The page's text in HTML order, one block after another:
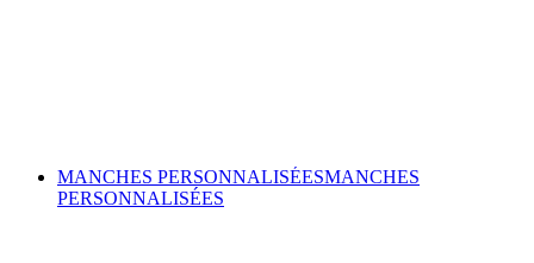
MANCHES PERSONNALISÉESMANCHES
PERSONNALISÉES